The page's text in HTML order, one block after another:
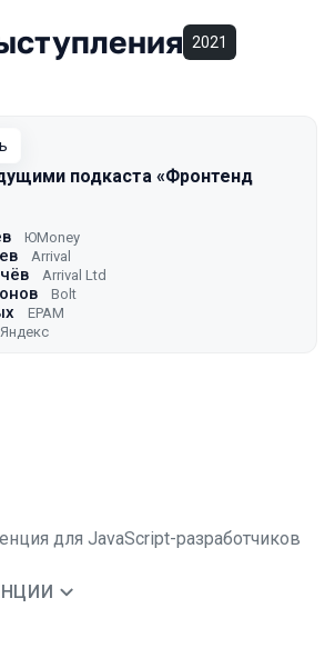
2021
подкаста «Фронтенд
ЮMoney
Arrival
Arrival Ltd
Bolt
EPAM
Яндекс
для JavaScript-разработчиков